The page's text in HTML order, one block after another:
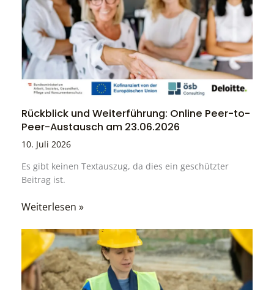
Rückblick und Weiterführung: Online Peer-to-
Peer-Austausch am 23.06.2026
10. Juli 2026
Es gibt keinen Textauszug, da dies ein geschützter
Beitrag ist.
Weiterlesen »